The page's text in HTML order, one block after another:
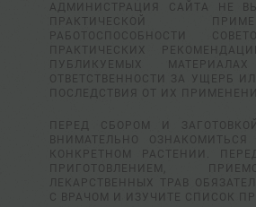
АДМИНИСТРАЦИЯ САЙТА НЕ
ПРАКТИЧЕСКОЙ
РАБОТОСПОСОБНОСТИ
ПРАКТИЧЕСКИХ
ПУБЛИКУЕМЫХ
ОТВЕТСТВЕННОСТИ ЗА УЩЕРБ
ПОСЛЕДСТВИЯ ОТ ИХ
ПЕРЕД СБОРОМ И
ВНИМАТЕЛЬНО
КОНКРЕТНОМ РАСТЕНИИ.
ПРИГОТОВЛЕНИЕМ,
ЛЕКАРСТВЕННЫХ ТРАВ
С ВРАЧОМ И ИЗУЧИТЕ СПИСОК